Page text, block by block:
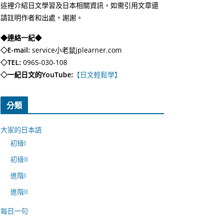
這裡介紹日文學習及日本相關資訊，如需引用文章還
請註明作者和出處，謝謝。
◆連絡一紀◆
◇E-mail: service小老鼠jplearner.com
◇TEL: 0965-030-108
◇一紀日文的YouTube: 【日文輕鬆學】
分類
大家的日本語
初級I
初級II
進階I
進階II
每日一句